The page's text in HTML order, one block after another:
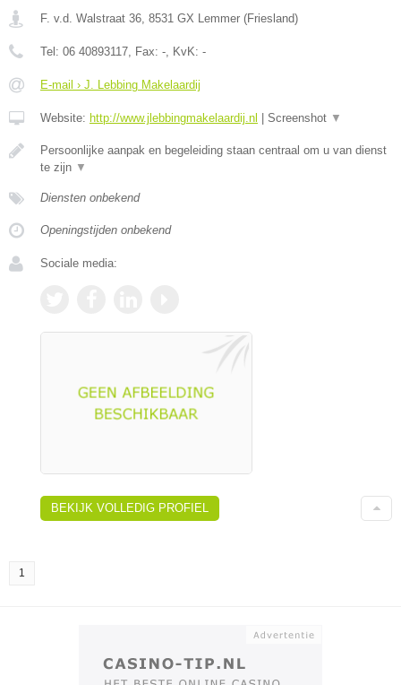
F. v.d. Walstraat 36 8531 GX Lemmer (Friesland)
Tel: 06 40893117 , Fax: - , KvK: -
E-mail › J. Lebbing Makelaardij
Website: http://www.jlebbingmakelaardij.nl Screenshot ▼
Persoonlijke aanpak en begeleiding staan centraal om u van dienst
te zijn ▼
Diensten onbekend
Openingstijden onbekend
Sociale media:
BEKIJK VOLLEDIG PROFIEL
1